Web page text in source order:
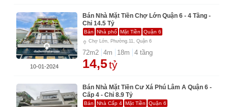
Bán Nhà Mặt Tiền Chợ Lớn Quận 6 - 4 Tầng -
Chỉ 14.5 Tỷ
Bán Nhà phố Mặt Tiền Quận 6
Chợ Lớn, Phường.11, Quận 6
72m2 4m 18m 4 tầng
14,5tỷ
10-01-2024
Bán Nhà Mặt Tiền Cư Xá Phú Lâm A Quận 6 -
Cấp 4 - Chỉ 8.9 Tỷ
Bán Nhà Cấp 4 Mặt Tiền Quận 6